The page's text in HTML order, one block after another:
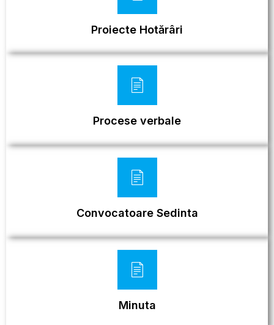
Proiecte Hotărâri
Procese verbale
Convocatoare Sedinta
Minuta